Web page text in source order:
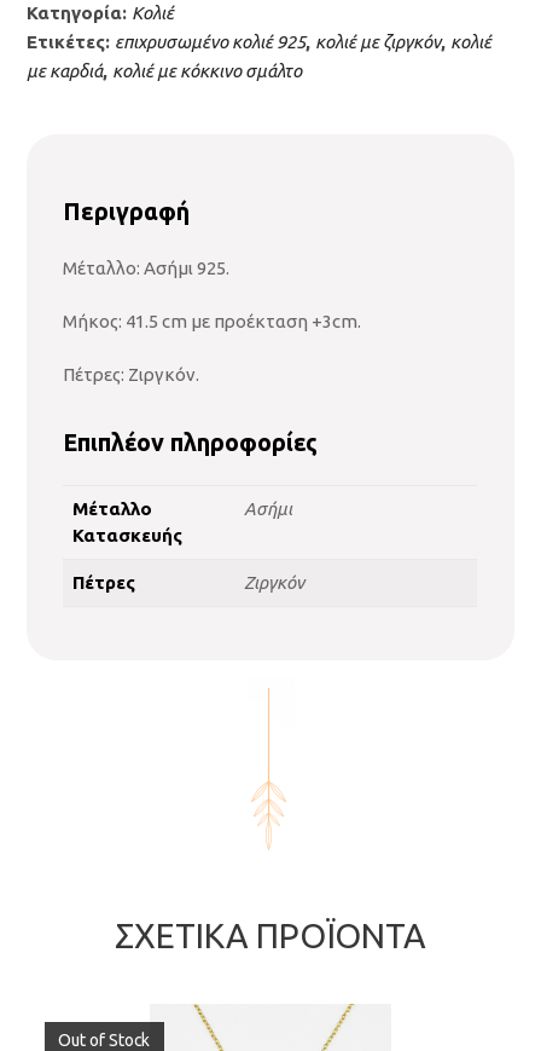
Κατηγορία: Κολιέ
Ετικέτες: επιχρυσωμένο κολιέ 925, κολιέ με ζιργκόν, κολιέ
με καρδιά, κολιέ με κόκκινο σμάλτο
Περιγραφή
Μέταλλο: Ασήμι 925.
Μήκος: 41.5 cm με προέκταση +3cm.
Πέτρες: Ζιργκόν.
Επιπλέον πληροφορίες
Μέταλλο
Κατασκευής
Ασήμι
Πέτρες Ζιργκόν
ΣΧΕΤΙΚΆ ΠΡΟΪΌΝΤΑ
Out of Stock